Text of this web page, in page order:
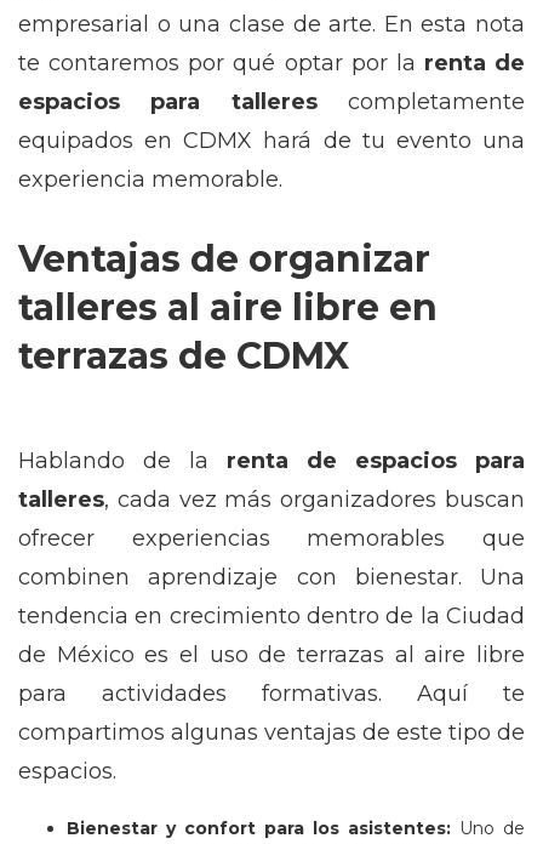
empresarial o una clase de arte. En esta nota
te contaremos por qué optar por la renta de
espacios para tallerescompletamente
equipados en CDMX hará de tu evento una
experiencia memorable.
Ventajas de organizar
talleres al aire libre en
terrazas de CDMX
Hablando de la renta de espacios para
talleres, cada vez más organizadores buscan
ofrecer experiencias memorables que
combinen aprendizaje con bienestar. Una
tendencia en crecimiento dentro de la Ciudad
de México es el uso de terrazas al aire libre
para actividades formativas. Aquí te
compartimos algunas ventajas de este tipo de
espacios.
Bienestar y confort para los asistentes: Uno de